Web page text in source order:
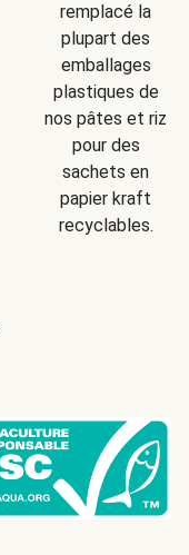
remplacé la
plupart des
emballages
plastiques de
nos pâtes et riz
pour des
sachets en
papier kraft
recyclables.